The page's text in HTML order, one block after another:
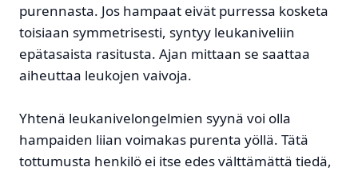
purennasta. Jos hampaat eivät purressa kosketa
toisiaan symmetrisesti, syntyy leukaniveliin
epätasaista rasitusta. Ajan mittaan se saattaa
aiheuttaa leukojen vaivoja.
Yhtenä leukanivelongelmien syynä voi olla
hampaiden liian voimakas purenta yöllä. Tätä
tottumusta henkilö ei itse edes välttämättä tiedä,